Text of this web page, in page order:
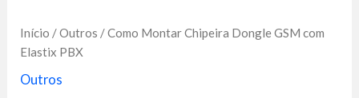
Início /Outros / Como Montar Chipeira Dongle GSM com
Elastix PBX
Outros